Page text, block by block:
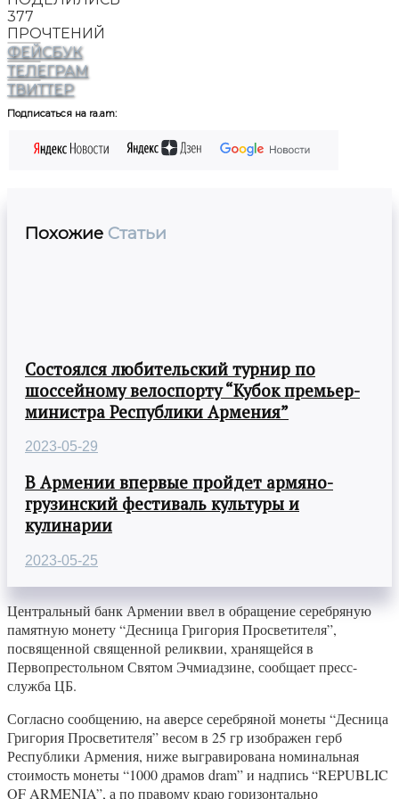
377
ПРОЧТЕНИЙ
ФЕЙСБУК
ТЕЛЕГРАМ
ТВИТТЕР
Подписаться на ra.am:
Похожие Статьи
Состоялся любительский турнир по
шоссейному велоспорту “Кубок премьер-
министра Республики Армения”
2023-05-29
В Армении впервые пройдет армяно-
грузинский фестиваль культуры и
кулинарии
2023-05-25
Центральный банк Армении ввел в обращение серебряную
памятную монету “Десница Григория Просветителя”,
посвященной священной реликвии, хранящейся в
Первопрестольном Святом Эчмиадзине, сообщает пресс-
служба ЦБ.
Согласно сообщению, на аверсе серебряной монеты “Десница
Григория Просветителя” весом в 25 гр изображен герб
Республики Армения, ниже выгравирована номинальная
стоимость монеты “1000 драмов dram” и надпись “REPUBLIC
OF ARMENIA”, а по правому краю горизонтально